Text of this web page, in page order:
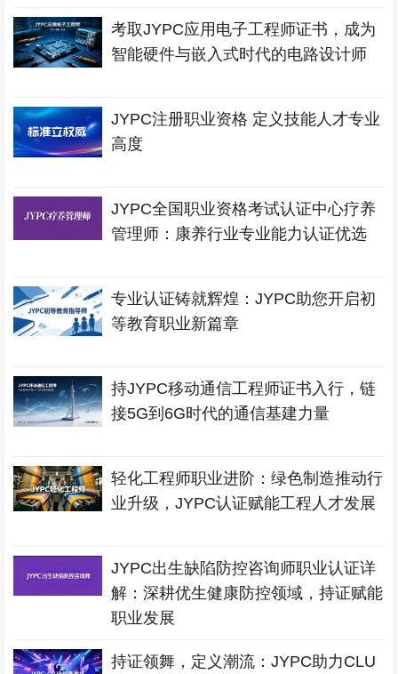
考取JYPC应用电子工程师证书，成为
智能硬件与嵌入式时代的电路设计师
JYPC注册职业资格 定义技能人才专业
高度
JYPC全国职业资格考试认证中心疗养
管理师：康养行业专业能力认证优选
专业认证铸就辉煌：JYPC助您开启初
等教育职业新篇章
持JYPC移动通信工程师证书入行，链
接5G到6G时代的通信基建力量
轻化工程师职业进阶：绿色制造推动行
业升级，JYPC认证赋能工程人才发展
JYPC出生缺陷防控咨询师职业认证详
解：深耕优生健康防控领域，持证赋能
职业发展
持证领舞，定义潮流：JYPC助力CLU